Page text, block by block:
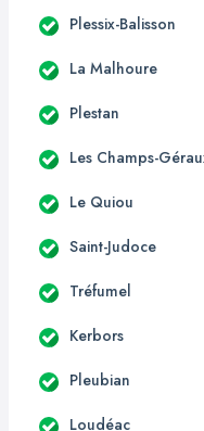
Plessix-Balisson
La Malhoure
Plestan
Les Champs-
Le Quiou
Saint-Judoce
Tréfumel
Kerbors
Pleubian
Loudéac